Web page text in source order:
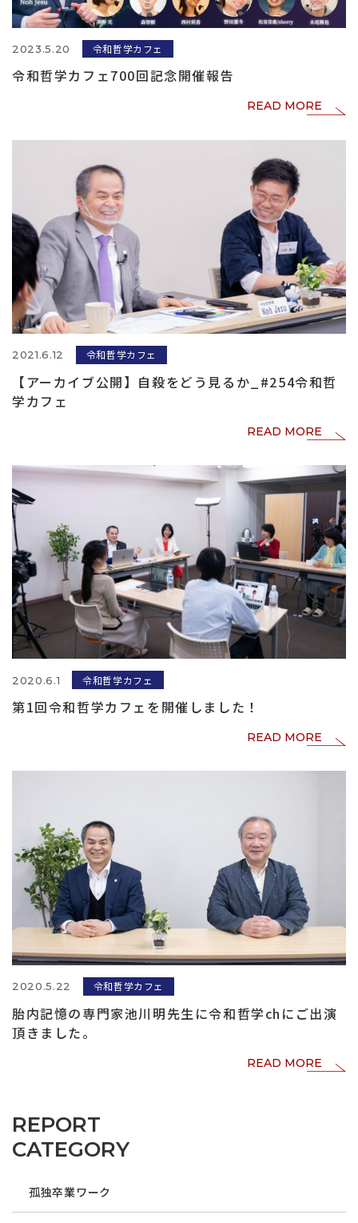
2023.5.20 令和哲学カフェ
令和哲学カフェ700回記念開催報告
READ MORE
2021.6.12 令和哲学カフェ
【アーカイブ公開】自殺をどう見るか_#254令和哲
学カフェ
READ MORE
2020.6.1 令和哲学カフェ
第1回令和哲学カフェを開催しました！
READ MORE
2020.5.22 令和哲学カフェ
胎内記憶の専門家池川明先生に令和哲学chにご出演
頂きました。
READ MORE
REPORT
CATEGORY
孤独卒業ワーク